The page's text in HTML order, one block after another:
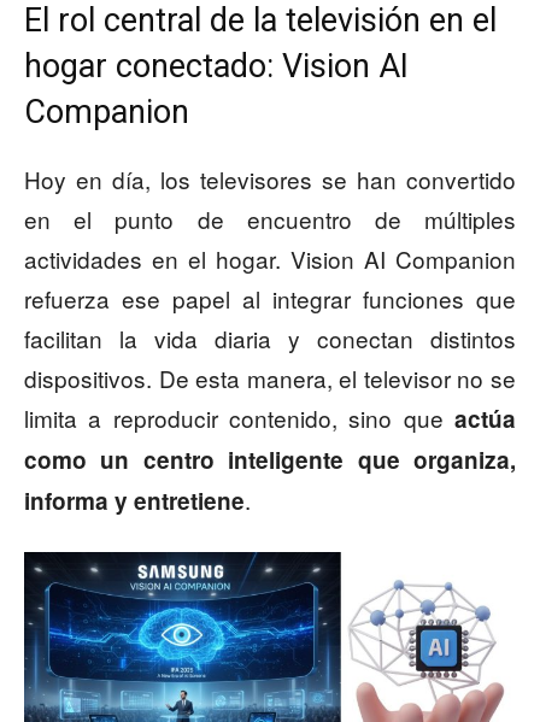
El rol central de la televisión en el
hogar conectado: Vision AI
Companion
Hoy en día, los televisores se han convertido
en el punto de encuentro de múltiples
actividades en el hogar. Vision AI Companion
refuerza ese papel al integrar funciones que
facilitan la vida diaria y conectan distintos
dispositivos. De esta manera, el televisor no se
limita a reproducir contenido, sino que actúa
como un centro inteligente que organiza,
informa y entretiene.